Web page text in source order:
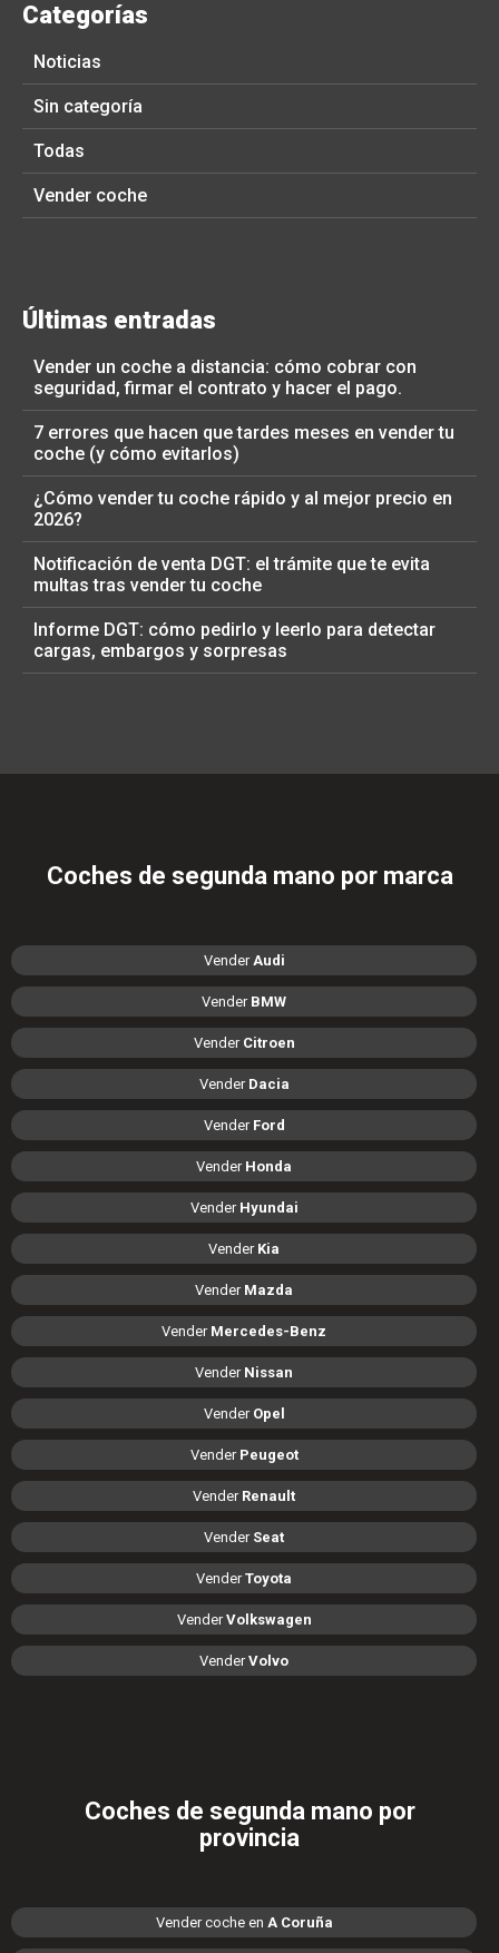
Categorías
Noticias
Sin categoría
Todas
Vender coche
Últimas entradas
Vender un coche a distancia: cómo cobrar con
seguridad, firmar el contrato y hacer el pago.
7 errores que hacen que tardes meses en vender tu
coche (y cómo evitarlos)
¿Cómo vender tu coche rápido y al mejor precio en
2026?
Notificación de venta DGT: el trámite que te evita
multas tras vender tu coche
Informe DGT: cómo pedirlo y leerlo para detectar
cargas, embargos y sorpresas
Coches de segunda mano por marca
VenderAudi
Vender BMW
Vender Citroen
Vender Dacia
Vender Ford
Vender Honda
Vender Hyundai
Vender Kia
Vender Mazda
Vender Mercedes-Benz
Vender Nissan
Vender Opel
Vender Peugeot
Vender Renault
Vender Seat
VenderToyota
VenderVolkswagen
VenderVolvo
Coches de segunda mano por
provincia
Vender coche en A Coruña